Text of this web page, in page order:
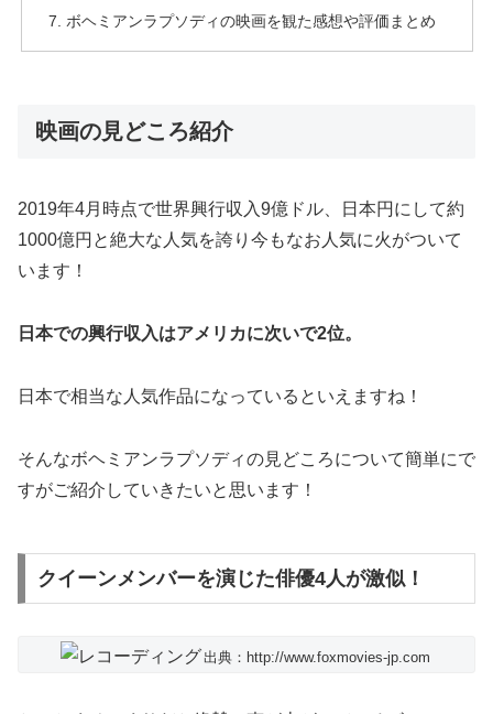
ボヘミアンラプソディの映画を観た感想や評価まとめ
映画の見どころ紹介
2019年4月時点で世界興行収入9億ドル、日本円にして約
1000億円と絶大な人気を誇り今もなお人気に火がついて
います！
日本での興行収入はアメリカに次いで2位。
日本で相当な人気作品になっているといえますね！
そんなボヘミアンラプソディの見どころについて簡単にで
すがご紹介していきたいと思います！
クイーンメンバーを演じた俳優4人が激似！
出典：http://www.foxmovies-jp.com